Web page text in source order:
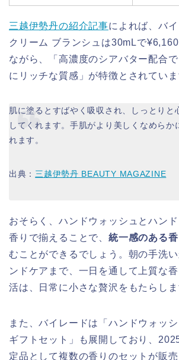
三越伊勢丹の紹介記事によれば、バ
クリーム ブランシュは30mLで
ながら、「高濃度のシアバター配合
にリッチな質感」が特徴とされていま
肌に塗るとすばやく吸収され、しっとりと
してくれます。手肌がより美しくなめらか
れます。
出典：三越伊勢丹 BEAUTY MAGAZINE
おそらく、ハンドウォッシュとハン
香りで揃えることで、 統一感のある
むことができるでしょう。朝の手洗
ンドケアまで、一日を通して上質な
活は、日常に小さな贅沢をもたらしま
また、バイレードは「ハンドウォッ
ギフトセット」も展開しており、
定品として複数の香りのセットが販